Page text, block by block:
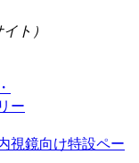
ト）
ー
視鏡向け特設ペー